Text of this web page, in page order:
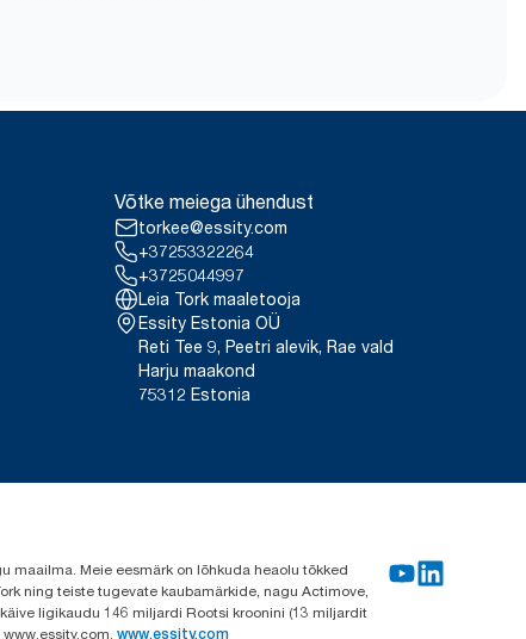
Võtke meiega ühendust
torkee@essity.com
+37253322264
+3725044997
Leia Tork maaletooja
Essity Estonia OÜ
Reti Tee 9, Peetri alevik, Rae vald
Harju maakond
75312 Estonia
maailma. Meie eesmärk on lõhkuda heaolu tõkked
ning teiste tugevate kaubamärkide, nagu Actimove,
ligikaudu 146 miljardi Rootsi kroonini (13 miljardit
www.essity.com